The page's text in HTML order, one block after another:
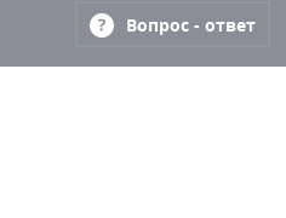
Вопрос - ответ